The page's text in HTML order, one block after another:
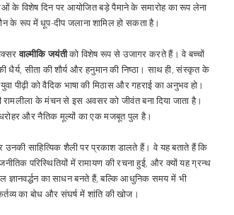
के विशेष दिन पर आयोजित बड़े पैमाने के समारोहका रूप लेना
के रूप में धूप-दीप जलाना शामिल हो सकता है।
वाल्मीकि जयंतीको विशेष रूप से उजागर करते हैं। वे बच्चों
सीता की शौर्य और हनुमान की निष्ठा। साथ ही, संस्कृत के
पीढ़ी को वैदिक भाषा की मिठास और गहराई का अनुभव हो।
के मंचन से इस अवसर को जीवंत बना दिया जाता है।
और नैतिक मूल्यों का एक मजबूत पुल है।
उनकी साहित्यिक शैली पर प्रकाश डालते हैं। वे यह बताते हैं कि
परिस्थितियों में रामायण की रचना हुई, और क्यों यह ग्रन्थ
ज्ञानवर्द्धन का साधन बनते हैं, बल्कि आधुनिक समय में भी
का बोध और संघर्ष में शांति की खोज।